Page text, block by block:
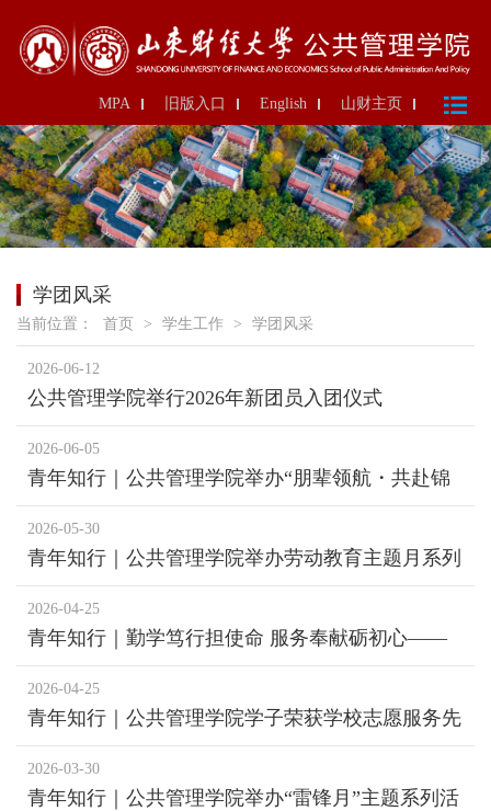
山财主页
English
旧版入口
MPA
学团风采
当前位置： 首页 > 学生工作 > 学团风采
2026-06-12
公共管理学院举行2026年新团员入团仪式
2026-06-05
青年知行｜公共管理学院举办“朋辈领航・共赴锦
程”系列活动
2026-05-30
青年知行｜公共管理学院举办劳动教育主题月系列
活动
2026-04-25
青年知行｜勤学笃行担使命 服务奉献砺初心——
记财大最美青年于文鑫
2026-04-25
青年知行｜公共管理学院学子荣获学校志愿服务先
进表彰
2026-03-30
青年知行｜公共管理学院举办“雷锋月”主题系列活